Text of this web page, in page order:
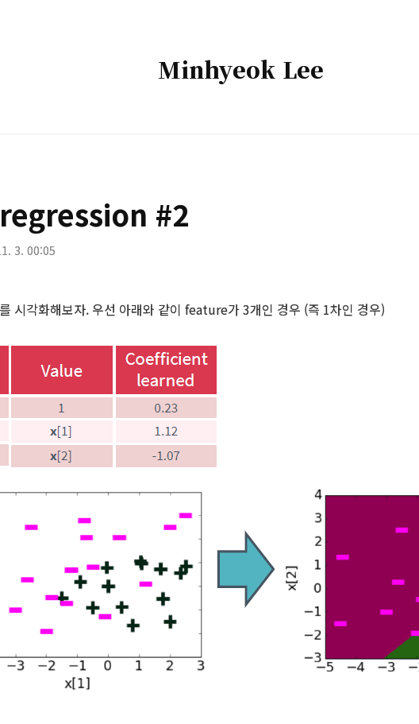
Lee
Minhyeok Lee
#2
3. 00:05
시각화해보자. 우선 아래와 같이 feature가 3개인 경우 (즉 1차인 경우)